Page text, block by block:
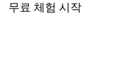
무료 체험 시작